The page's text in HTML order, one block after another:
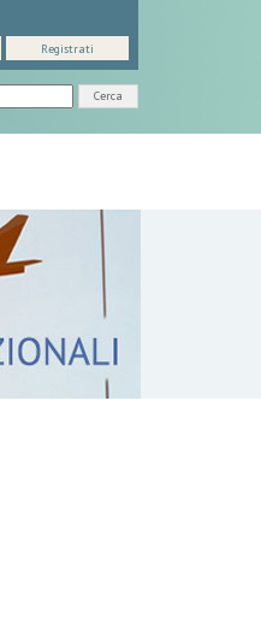
Cerca
Registrati